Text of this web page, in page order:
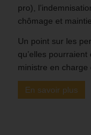
pro),
chômage et
Un point sur les
qu’elles
ministre en charge
En savoir plus